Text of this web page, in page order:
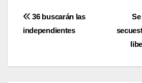
Navegación
de
entradas
36 buscarán las
independientes